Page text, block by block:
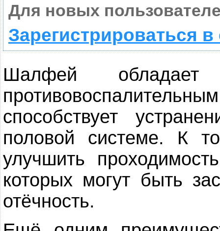
Для новых
Зарегистрироваться
Шалфей обладает
способствует
половой системе. К
улучшить
которых могут быть
отёчность.